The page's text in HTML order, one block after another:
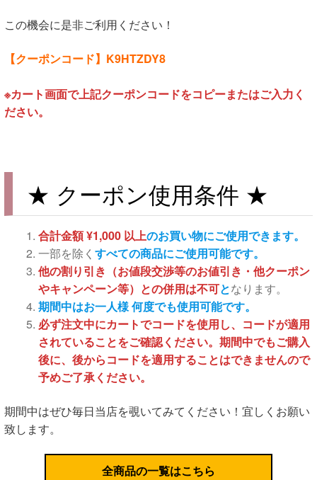
この機会に是非ご利用ください！
【クーポンコード】K9HTZDY8
※カート画面で上記クーポンコードをコピーまたはご入力く
ださい。
★ クーポン使用条件 ★
合計金額 ¥1,000 以上のお買い物にご使用できます。
一部を除く すべての商品にご使用可能です。
他の割り引き（お値段交渉等のお値引き・他クーポン
やキャンペーン等）との併用は不可となります。
期間中はお一人様 何度でも使用可能です。
必ず注文中にカートでコードを使用し、コードが適用
されていることをご確認ください。期間中でもご購入
後に、後からコードを適用することはできませんので
予めご了承ください。
期間中はぜひ毎日当店を覗いてみてください！宜しくお願い
致します。
全商品の一覧はこちら